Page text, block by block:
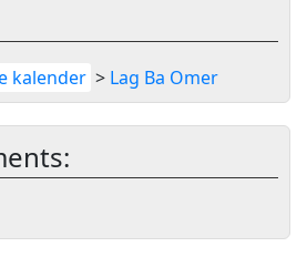
kalender > Lag Ba Omer